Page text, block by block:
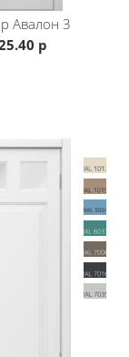
левая, раздвижная
пенопласт,
кромка,
разборная
погонаж,
имеет заводскую
интернет-
, а так же
Авалон 3
р